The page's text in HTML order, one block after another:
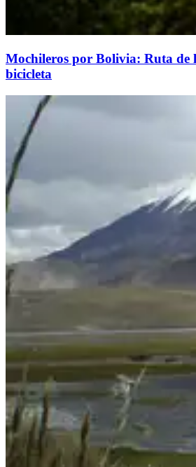
Mochileros por Bolivia: Ruta de
bicicleta